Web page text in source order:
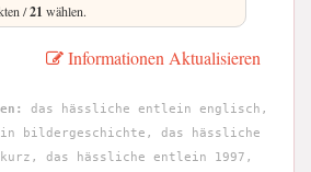
/21 wählen.
Informationen Aktualisieren
das hässliche entlein englisch,
bildergeschichte, das hässliche
das hässliche entlein 1997,